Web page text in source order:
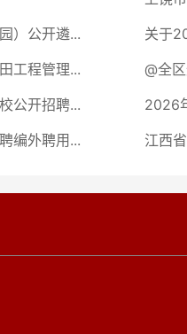
）公开遴...
关于
工程管理...
@全
公开招聘...
2026
编外聘用...
江西